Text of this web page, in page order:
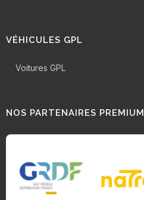
VÉHICULES GPL
Voitures GPL
NOS PARTENAIRES PREMIUM